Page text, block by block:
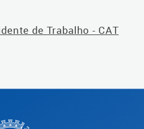
de Trabalho - CAT